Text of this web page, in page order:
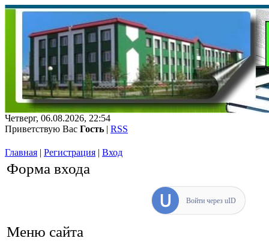
Четверг, 06.08.2026, 22:54
Приветствую Вас Гость | RSS
Главная | Регистрация | Вход
Форма входа
Войти через uID
Меню сайта